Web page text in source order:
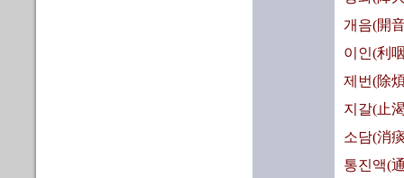
개음(開
이인(利
제번(除
지갈(止
소담(消
통진액(